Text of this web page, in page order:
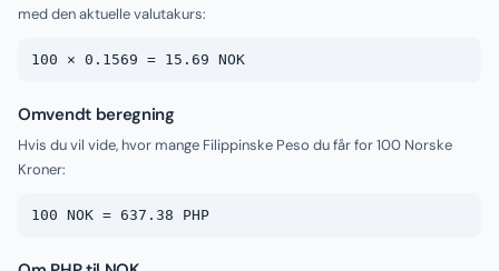
med den aktuelle valutakurs:
100 × 0.1569 = 15.69 NOK
Omvendt beregning
Hvis du vil vide, hvor mange Filippinske Peso du får for 100 Norske
Kroner:
100 NOK = 637.38 PHP